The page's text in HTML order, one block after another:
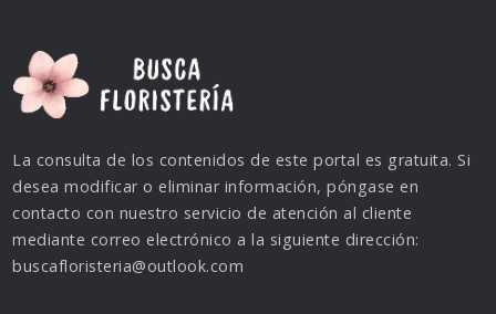
La consulta de los contenidos de este portal es gratuita. Si
desea modificar o eliminar información, póngase en
contacto con nuestro servicio de atención al cliente
mediante correo electrónico a la siguiente dirección:
buscafloristeria@outlook.com